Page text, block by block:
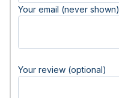
Your email (never shown)
Your review (optional)